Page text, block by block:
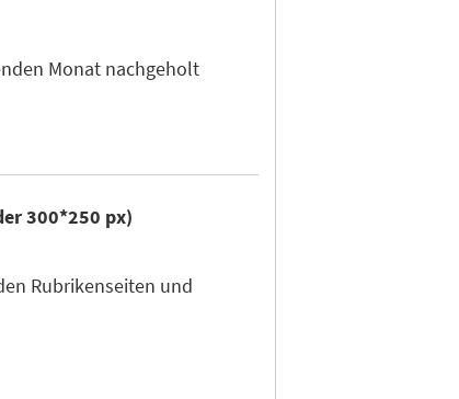
Monat nachgeholt
300*250 px)
Rubrikenseiten und